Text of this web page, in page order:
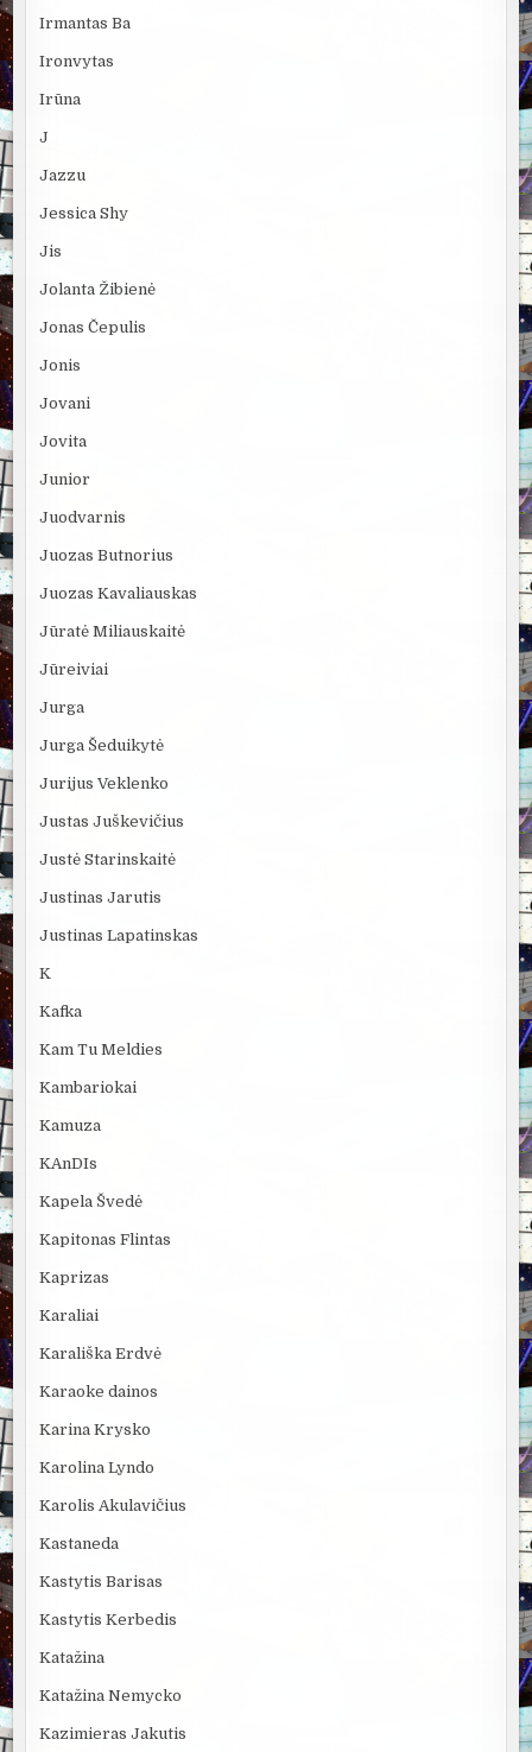
Irmantas Ba
Ironvytas
Irūna
J
Jazzu
Jessica Shy
Jis
Jolanta Žibienė
Jonas Čepulis
Jonis
Jovani
Jovita
Junior
Juodvarnis
Juozas Butnorius
Juozas Kavaliauskas
Jūratė Miliauskaitė
Jūreiviai
Jurga
Jurga Šeduikytė
Jurijus Veklenko
Justas Juškevičius
Justė Starinskaitė
Justinas Jarutis
Justinas Lapatinskas
K
Kafka
Kam Tu Meldies
Kambariokai
Kamuza
KAnDIs
Kapela Švedė
Kapitonas Flintas
Kaprizas
Karaliai
Karališka Erdvė
Karaoke dainos
Karina Krysko
Karolina Lyndo
Karolis Akulavičius
Kastaneda
Kastytis Barisas
Kastytis Kerbedis
Katažina
Katažina Nemycko
Kazimieras Jakutis